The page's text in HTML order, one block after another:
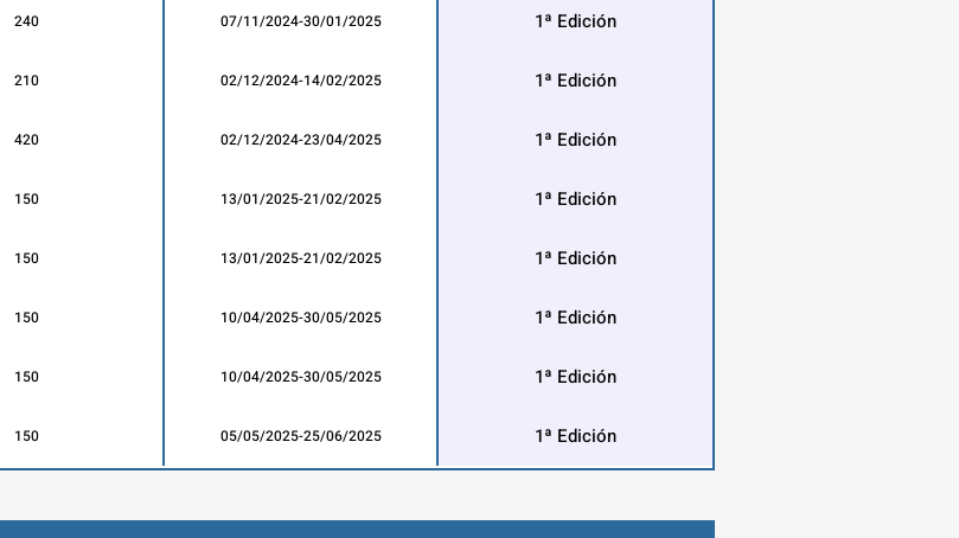
240 07/11/2024-30/01/2025 1ª Edición
210 02/12/2024-14/02/2025 1ª Edición
420 02/12/2024-23/04/2025 1ª Edición
150 13/01/2025-21/02/2025 1ª Edición
150 13/01/2025-21/02/2025 1ª Edición
150 10/04/2025-30/05/2025 1ª Edición
150 10/04/2025-30/05/2025 1ª Edición
150 05/05/2025-25/06/2025 1ª Edición